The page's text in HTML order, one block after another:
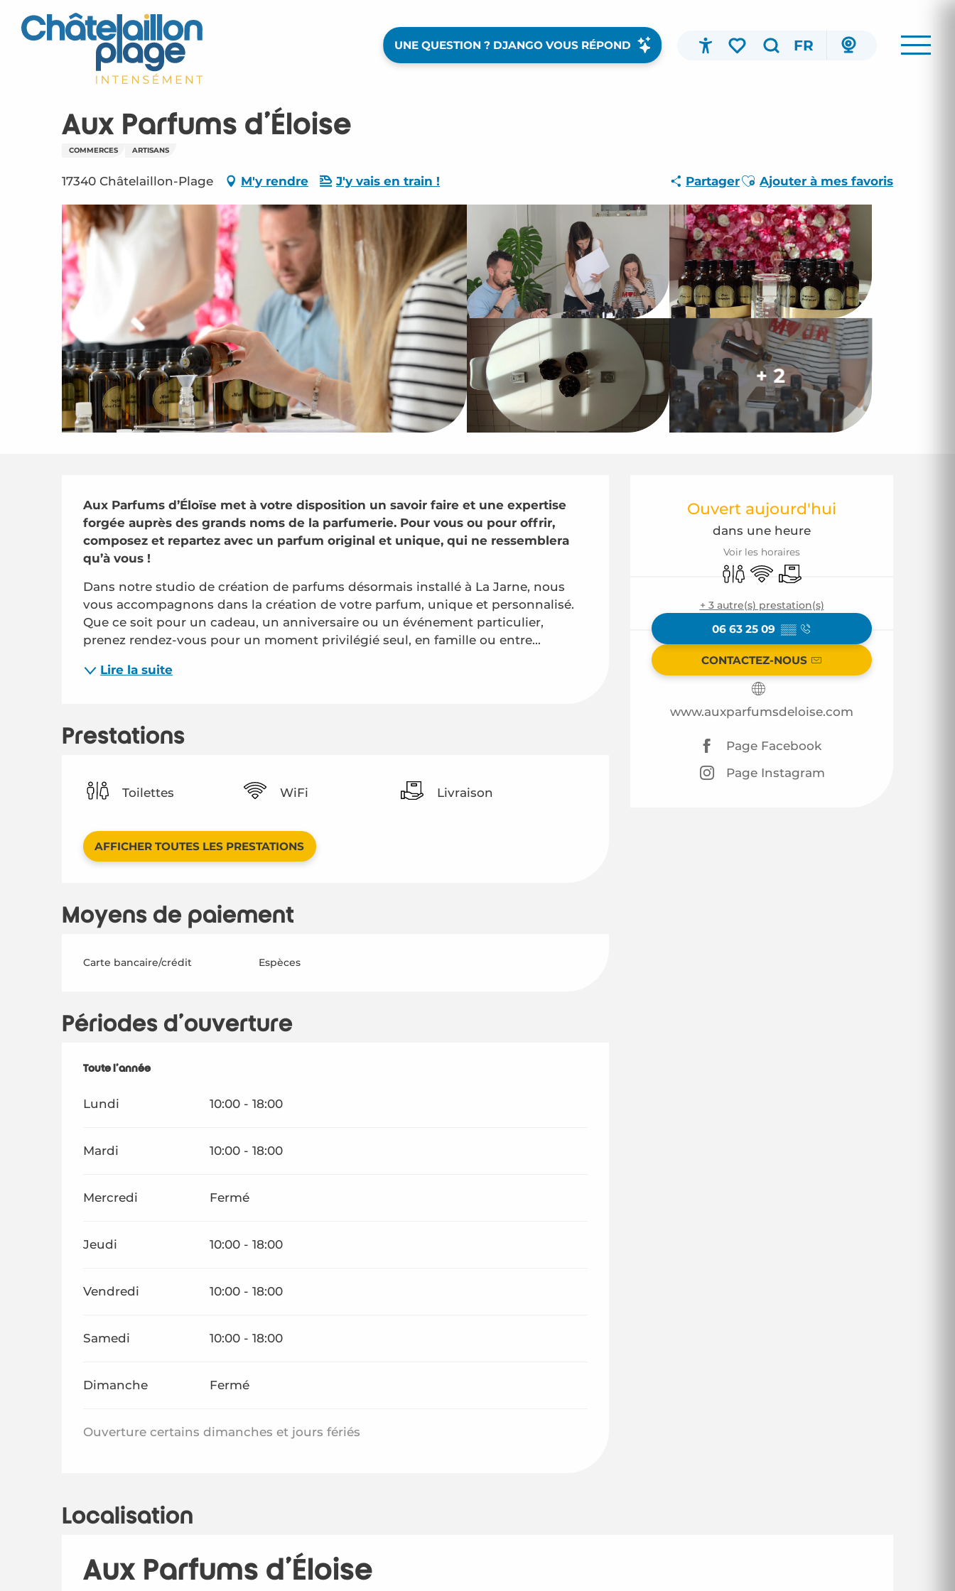
contenu
UNE QUESTION ? DJANGO VOUS RÉPOND FR
Aux Parfums d'Éloïse
COMMERCES ARTISANS
17340 Châtelaillon-Plage M'y rendre J'y vais en train ! PartagerAjouter aux favoris
Ajouter à mes favoris
+ 2
Ouverture et
Ouvert aujourd'hui
dans une heure
Voir les horaires
Toilettes
WiFi Livraison
+ 3 autre(s) prestation(s)
06 63 25 09 ▒▒
CONTACTEZ-NOUS
www.auxparfumsdeloise.com
Page Facebook
Page Instagram
Description
Aux Parfums d’Éloïse met à votre disposition un savoir faire et une expertise
forgée auprès des grands noms de la parfumerie. Pour vous ou pour offrir,
composez et repartez avec un parfum original et unique, qui ne ressemblera
qu’à vous !
Dans notre studio de création de parfums désormais installé à La Jarne, nous
vous accompagnons dans la création de votre parfum, unique et personnalisé.
Que ce soit pour un cadeau, un anniversaire ou un événement particulier,
prenez rendez-vous pour un moment privilégié seul, en famille ou entre...
Lire la suite
Prestations
Toilettes WiFi Livraison
AFFICHER TOUTES LES PRESTATIONS
Moyens de paiement
Carte bancaire/crédit Espèces
Périodes d'ouverture
Toute l'année
Toute l'année
Lundi 10:00 - 18:00
Mardi 10:00 - 18:00
Mercredi Fermé
Jeudi 10:00 - 18:00
Vendredi 10:00 - 18:00
Samedi 10:00 - 18:00
Dimanche Fermé
Ouverture certains dimanches et jours fériés
Localisation
Aux Parfums d'Éloïse